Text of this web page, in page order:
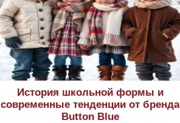
История школьной формы и
современные тенденции от бренда
Button Blue